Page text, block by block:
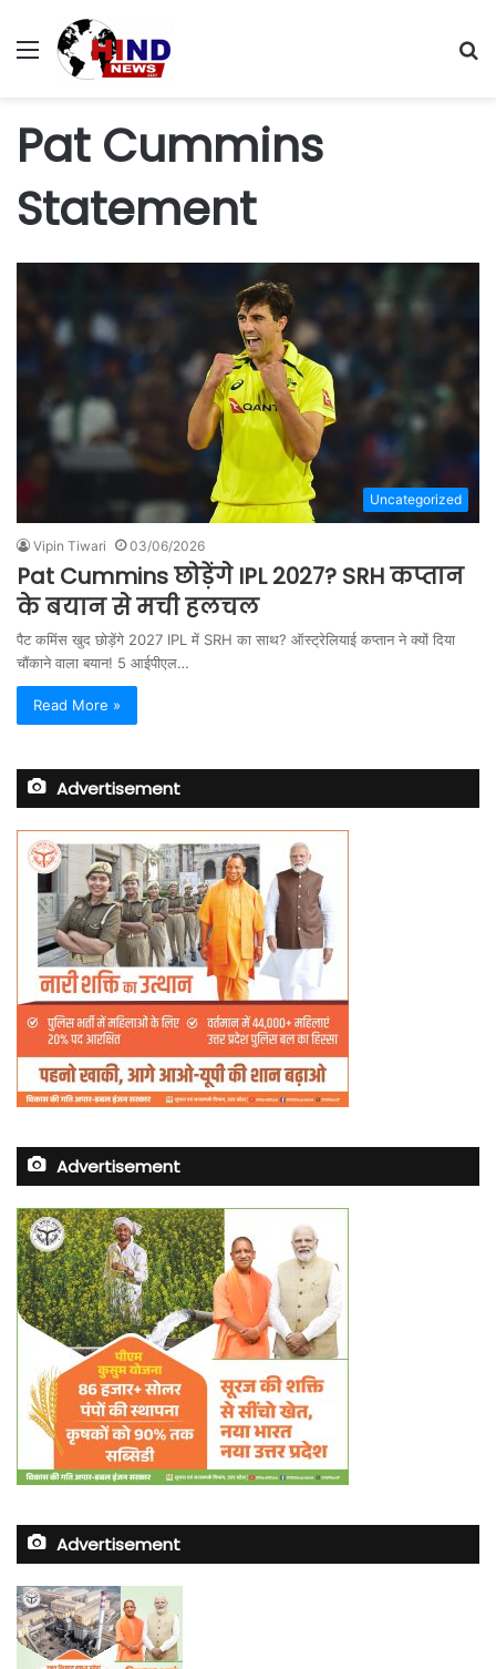
Menu
Pat Cummins
Statement
Uncategorized
Vipin Tiwari 03/06/2026
Pat Cummins छोड़ेंगे IPL 2027? SRH कप्तान
के बयान से मची हलचल
पैट कमिंस खुद छोड़ेंगे 2027 IPL में SRH का साथ? ऑस्ट्रेलियाई कप्तान ने क्यों दिया
चौंकाने वाला बयान! 5 आईपीएल…
Read More »
Advertisement
Advertisement
Advertisement